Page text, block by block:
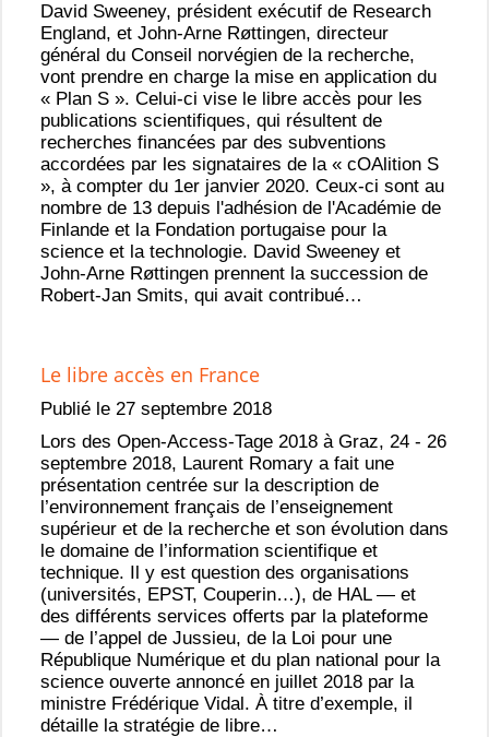
David Sweeney, président exécutif de Research
England, et John-Arne Røttingen, directeur
général du Conseil norvégien de la recherche,
vont prendre en charge la mise en application du
« Plan S ». Celui-ci vise le libre accès pour les
publications scientifiques, qui résultent de
recherches financées par des subventions
accordées par les signataires de la « cOAlition S
», à compter du 1er janvier 2020. Ceux-ci sont au
nombre de 13 depuis l'adhésion de l'Académie de
Finlande et la Fondation portugaise pour la
science et la technologie. David Sweeney et
John-Arne Røttingen prennent la succession de
Robert-Jan Smits, qui avait contribué…
Le libre accès en France
Publié le 27 septembre 2018
Lors des Open-Access-Tage 2018 à Graz, 24 - 26
septembre 2018, Laurent Romary a fait une
présentation centrée sur la description de
l’environnement français de l’enseignement
supérieur et de la recherche et son évolution dans
le domaine de l’information scientifique et
technique. Il y est question des organisations
(universités, EPST, Couperin…), de HAL — et
des différents services offerts par la plateforme
— de l’appel de Jussieu, de la Loi pour une
République Numérique et du plan national pour la
science ouverte annoncé en juillet 2018 par la
ministre Frédérique Vidal. À titre d’exemple, il
détaille la stratégie de libre…